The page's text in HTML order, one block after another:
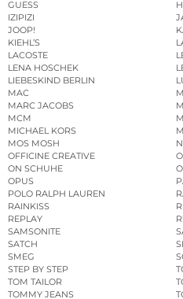
GUESS
IZIPIZI
JOOP!
KIEHL’S
LACOSTE
LENA HOSCHEK
LIEBESKIND BERLIN
MAC
MARC JACOBS
MCM
MICHAEL KORS
MOS MOSH
OFFICINE CREATIVE
ON SCHUHE
OPUS
POLO RALPH LAUREN
RAINKISS
REPLAY
SAMSONITE
SATCH
SMEG
STEP BY STEP
TOM TAILOR
TOMMY JEANS